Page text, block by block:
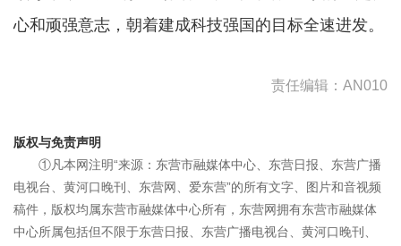
心和顽强意志，朝着建成科技强国的目标全速进发。
责任编辑：AN010
版权与免责声明
①凡本网注明“来源：东营市融媒体中心、东营日报、东营广播
电视台、黄河口晚刊、东营网、爱东营”的所有文字、图片和音视频
稿件，版权均属东营市融媒体中心所有，东营网拥有东营市融媒体
中心所属包括但不限于东营日报、东营广播电视台、黄河口晚刊、